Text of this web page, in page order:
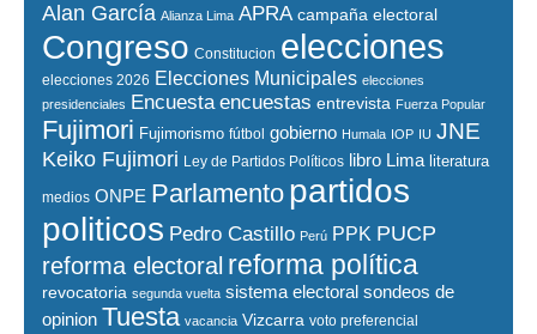
Alan García Alianza Lima APRA campaña electoral
Congreso Constitucion elecciones
elecciones 2026 Elecciones Municipales elecciones
presidenciales
Encuesta encuestas entrevista Fuerza Popular
Fujimori Fujimorismo fútbol gobierno Humala IOP IU JNE
Keiko Fujimori Ley de Partidos Políticos libro Lima literatura
medios ONPE Parlamento partidos
politicos Pedro Castillo Perú PPK PUCP
reforma electoral reforma política
revocatoria segunda vuelta sistema electoral sondeos de
opinion Tuesta vacancia Vizcarra voto preferencial